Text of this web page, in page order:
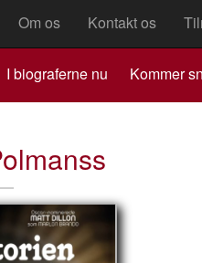
Om os Kontakt os
I biograferne nu Kommer